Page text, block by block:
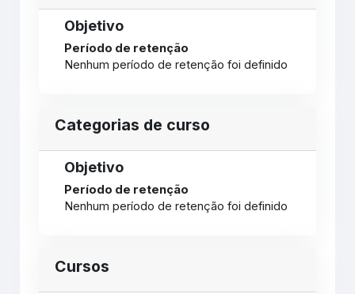
Objetivo
Período de retenção
Nenhum período de retenção foi definido
Categorias de curso
Objetivo
Período de retenção
Nenhum período de retenção foi definido
Cursos